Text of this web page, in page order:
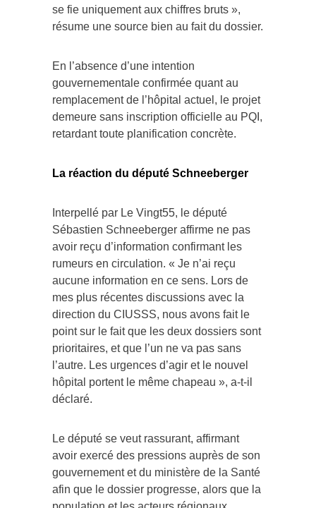
se fie uniquement aux chiffres bruts »,
résume une source bien au fait du dossier.
En l’absence d’une intention
gouvernementale confirmée quant au
remplacement de l’hôpital actuel, le projet
demeure sans inscription officielle au PQI,
retardant toute planification concrète.
La réaction du député Schneeberger
Interpellé par Le Vingt55, le député
Sébastien Schneeberger affirme ne pas
avoir reçu d’information confirmant les
rumeurs en circulation. « Je n’ai reçu
aucune information en ce sens. Lors de
mes plus récentes discussions avec la
direction du CIUSSS, nous avons fait le
point sur le fait que les deux dossiers sont
prioritaires, et que l’un ne va pas sans
l’autre. Les urgences d’agir et le nouvel
hôpital portent le même chapeau », a-t-il
déclaré.
Le député se veut rassurant, affirmant
avoir exercé des pressions auprès de son
gouvernement et du ministère de la Santé
afin que le dossier progresse, alors que la